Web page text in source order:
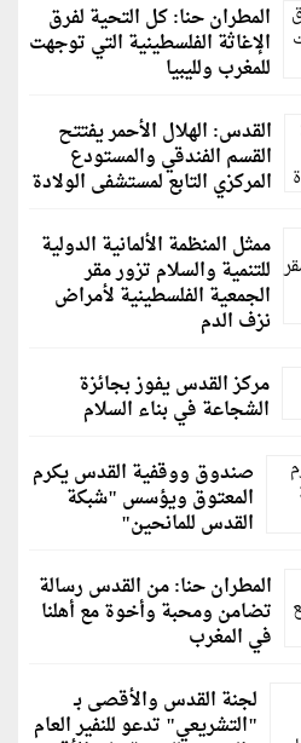
المطران حنا: كل التحية لفرق
الإغاثة الفلسطينية التي توجهت
للمغرب ولليبيا
القدس: الهلال الأحمر يفتتح
القسم الفندقي والمستودع
المركزي التابع لمستشفى الولادة
ممثل المنظمة الألمانية الدولية
للتنمية والسلام تزور مقر
الجمعية الفلسطينية لأمراض
نزف الدم
مركز القدس يفوز بجائزة
الشجاعة في بناء السلام
صندوق ووقفية القدس يكرم
المعتوق ويؤسس "شبكة
القدس للمانحين"
المطران حنا: من القدس رسالة
تضامن ومحبة وأخوة مع أهلنا
في المغرب
لجنة القدس والأقصى بـ
"التشريعي" تدعو للنفير العام